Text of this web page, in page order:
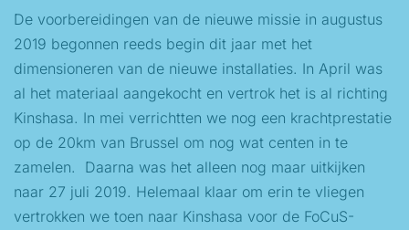
De voorbereidingen van de nieuwe missie in augustus
2019 begonnen reeds begin dit jaar met het
dimensioneren van de nieuwe installaties. In April was
al het materiaal aangekocht en vertrok het is al richting
Kinshasa. In mei verrichtten we nog een krachtprestatie
op de 20km van Brussel om nog wat centen in te
zamelen. Daarna was het alleen nog maar uitkijken
naar 27 juli 2019. Helemaal klaar om erin te vliegen
vertrokken we toen naar Kinshasa voor de FoCuS-